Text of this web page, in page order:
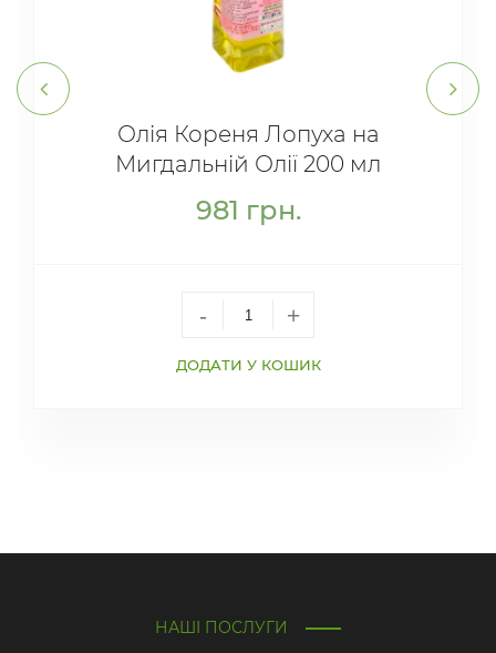
Олія Кореня Лопуха на
Мигдальній Олії 200 мл
981 грн.
- +
ДОДАТИ У КОШИК
НАШІ ПОСЛУГИ